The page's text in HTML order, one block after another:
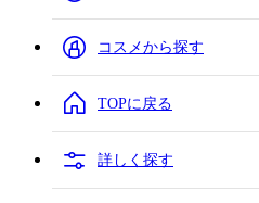
コスメから探す
TOPに戻る
詳しく探す